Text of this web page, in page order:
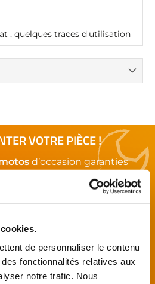
de personnaliser le contenu
fonctionnalités relatives aux
notre trafic. Nous
, quelques traces d'utilisation
VOTRE PIÈCE !
d’occasion garanties
moto
de réparateurs et de